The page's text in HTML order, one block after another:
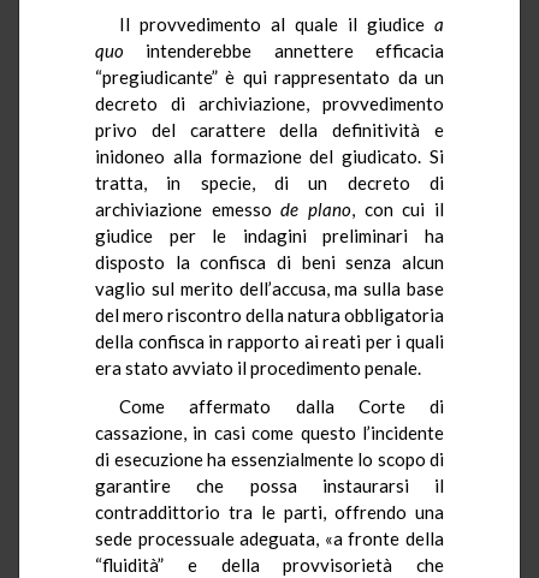
Il provvedimento al quale il giudice a
quo intenderebbe annettere efficacia
“pregiudicante” è qui rappresentato da un
decreto di archiviazione, provvedimento
privo del carattere della definitività e
inidoneo alla formazione del giudicato. Si
tratta, in specie, di un decreto di
archiviazione emessode plano, con cui il
giudice per le indagini preliminari ha
disposto la confisca di beni senza alcun
vaglio sul merito dell’accusa, ma sulla base
del mero riscontro della natura obbligatoria
della confisca in rapporto ai reati per i quali
era stato avviato il procedimento penale.
Come affermato dalla Corte di
cassazione, in casi come questo l’incidente
di esecuzione ha essenzialmente lo scopo di
garantire che possa instaurarsi il
contraddittorio tra le parti, offrendo una
sede processuale adeguata, «a fronte della
“fluidità” e della provvisorietà che